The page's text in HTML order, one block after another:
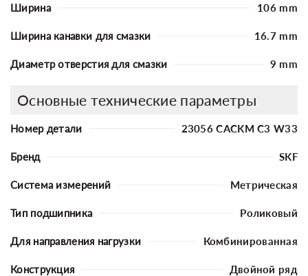
Ширина 106 mm
Ширина канавки для смазки 16.7 mm
Диаметр отверстия для смазки 9 mm
Основные технические параметры
Номер детали 23056 CACKM C3 W33
Бренд SKF
Система измерений Метрическая
Тип подшипника Роликовый
Для направления нагрузки Комбинированная
Конструкция Двойной ряд